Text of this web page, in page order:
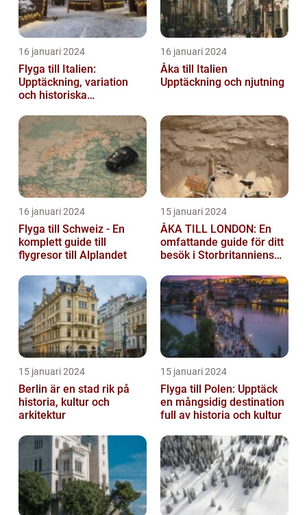
16 januari 2024
Flyga till Italien:
Upptäckning, variation
och historiska
16 januari 2024
Åka till Italien
Upptäckning och njutning
16 januari 2024
Flyga till Schweiz - En
komplett guide till
flygresor till Alplandet
15 januari 2024
ÅKA TILL LONDON: En
omfattande guide för ditt
besök i Storbritanniens
15 januari 2024
Berlin är en stad rik på
historia, kultur och
arkitektur
15 januari 2024
Flyga till Polen: Upptäck
en mångsidig destination
full av historia och kultur